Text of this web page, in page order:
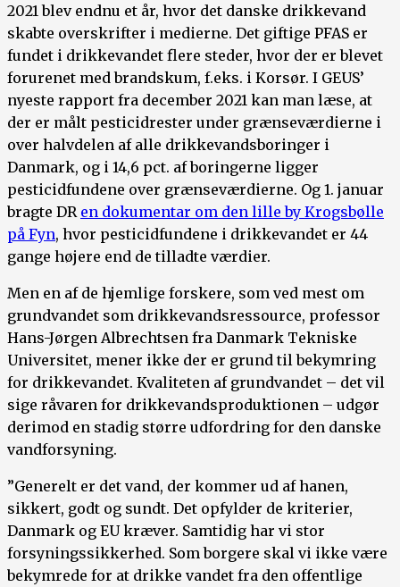
2021 blev endnu et år, hvor det danske drikkevand
skabte overskrifter i medierne. Det giftige PFAS er
fundet i drikkevandet flere steder, hvor der er blevet
forurenet med brandskum, f.eks. i Korsør. I GEUS’
nyeste rapport fra december 2021 kan man læse, at
der er målt pesticidrester under grænseværdierne i
over halvdelen af alle drikkevandsboringer i
Danmark, og i 14,6 pct. af boringerne ligger
pesticidfundene over grænseværdierne. Og 1. januar
bragte DR en dokumentar om den lille by Krogsbølle
på Fyn, hvor pesticidfundene i drikkevandet er 44
gange højere end de tilladte værdier.
Men en af de hjemlige forskere, som ved mest om
grundvandet som drikkevandsressource, professor
Hans-Jørgen Albrechtsen fra Danmark Tekniske
Universitet, mener ikke der er grund til bekymring
for drikkevandet. Kvaliteten af grundvandet – det vil
sige råvaren for drikkevandsproduktionen – udgør
derimod en stadig større udfordring for den danske
vandforsyning.
”Generelt er det vand, der kommer ud af hanen,
sikkert, godt og sundt. Det opfylder de kriterier,
Danmark og EU kræver. Samtidig har vi stor
forsyningssikkerhed. Som borgere skal vi ikke være
bekymrede for at drikke vandet fra den offentlige